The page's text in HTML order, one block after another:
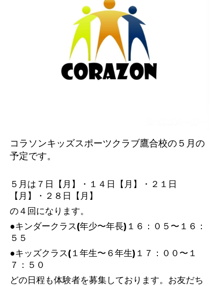
コラソンキッズスポーツクラブ鷹合校の５月の
予定です。
５月は７日【月】・１４日【月】・２１日
【月 】・２８日【月】
の４回になります。
●キンダークラス(年少〜年長)１６：０５〜１６：
５５
●キッズクラス(１年生〜６年生)１７：００〜１
７：５０
どの日程も体験者を募集しております。お友だち